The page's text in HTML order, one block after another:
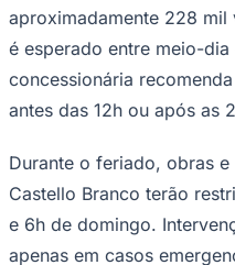
aproximadamente 228 mil
é esperado entre meio-
concessionária
antes das 12h ou após as
Durante o feriado, obras
Castello Branco terão
e 6h de domingo.
apenas em casos